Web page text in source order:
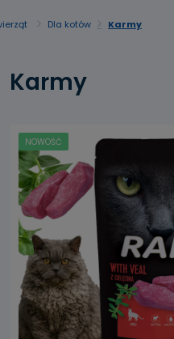
Dla kotów Karmy
Karmy
NOWOŚĆ